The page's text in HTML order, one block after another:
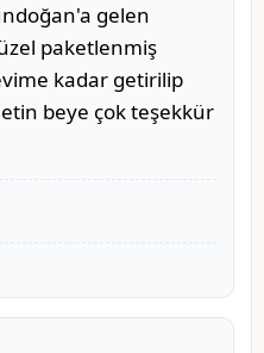
gelen
paketlenmiş
kadar getirilip
beye çok teşekkür